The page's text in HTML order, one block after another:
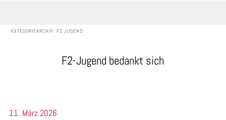
KATEGORIEARCHIV: F2 JUGEND
F2-Jugend bedankt sich
11. März 2026